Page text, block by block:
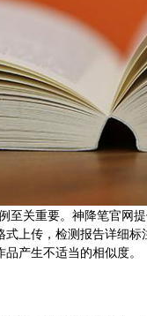
至关重要。神降笔官
上传，检测报告详细
产生不适当的相似度。